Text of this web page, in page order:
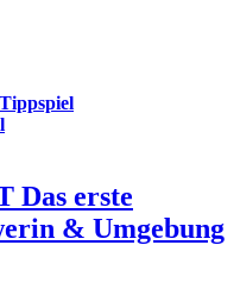
Das erste
& Umgebung